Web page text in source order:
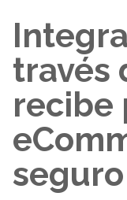
través
recibe
seguro